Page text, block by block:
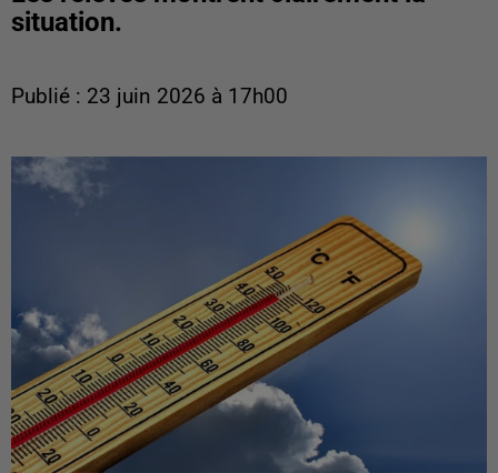
situation.
Publié : 23 juin 2026 à 17h00